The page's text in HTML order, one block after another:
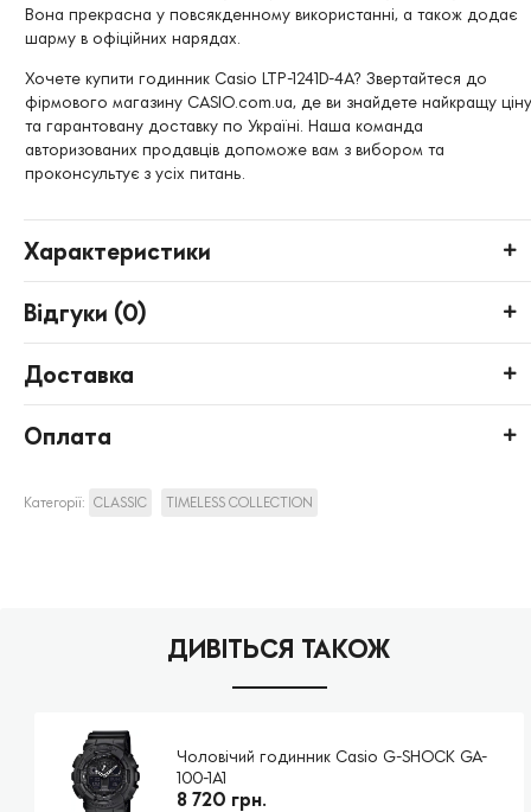
Вона прекрасна у повсякденному використанні, а також додає
шарму в офіційних нарядах.
Хочете купити годинник Casio LTP-1241D-4A? Звертайтеся до
фірмового магазину CASIO.com.ua, де ви знайдете найкращу ціну
та гарантовану доставку по Україні. Наша команда
авторизованих продавців допоможе вам з вибором та
проконсультує з усіх питань.
Характеристики
Відгуки (0)
Доставка
Оплата
Категорії: CLASSIC TIMELESS COLLECTION
ДИВІТЬСЯ ТАКОЖ
Чоловічий годинник Casio G-SHOCK GA-
100-1A1
8 720 грн.